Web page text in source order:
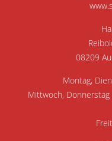
08209
Montag,
Mittwoch,